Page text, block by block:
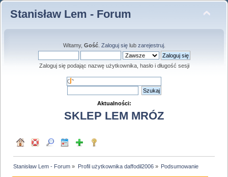
Stanisław Lem - Forum
Witamy, Gość. Zaloguj sięlub zarejestruj.
Zaloguj się podając nazwę użytkownika, hasło i długość sesji
Aktualności:
SKLEP LEM MRÓZ
Stanisław Lem - Forum » Profil użytkownika daffodil2006» Podsumowanie